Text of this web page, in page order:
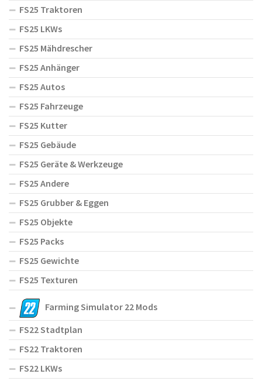
FS25 Traktoren
FS25 LKWs
FS25 Mähdrescher
FS25 Anhänger
FS25 Autos
FS25 Fahrzeuge
FS25 Kutter
FS25 Gebäude
FS25 Geräte & Werkzeuge
FS25 Andere
FS25 Grubber & Eggen
FS25 Objekte
FS25 Packs
FS25 Gewichte
FS25 Texturen
Farming Simulator 22 Mods
FS22 Stadtplan
FS22 Traktoren
FS22 LKWs